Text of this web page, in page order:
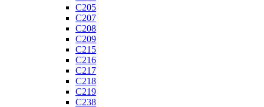
C205
C207
C208
C209
C215
C216
C217
C218
C219
C238